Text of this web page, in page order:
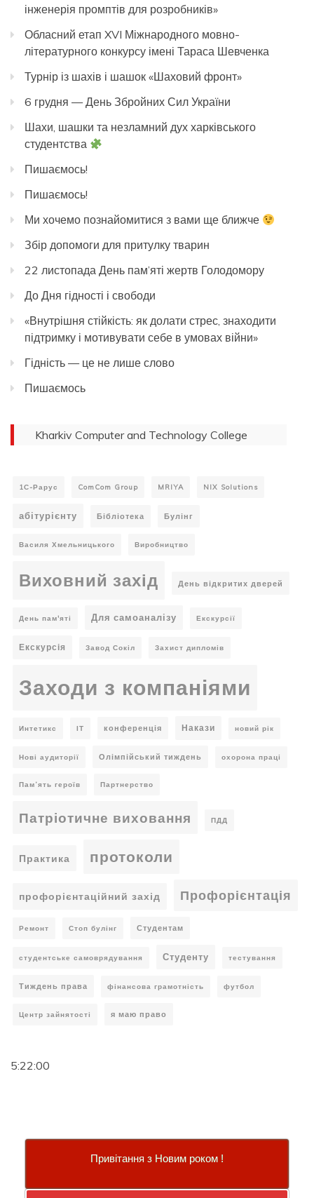
інженерія промптів для розробників»
Обласний етап XVI Міжнародного мовно-
літературного конкурсу імені Тараса Шевченка
Турнір із шахів і шашок «Шаховий фронт»
6 грудня — День Збройних Сил України
Шахи, шашки та незламний дух харківського
студентства
Пишаємось!
Пишаємось!
Ми хочемо познайомитися з вами ще ближче
Збір допомоги для притулку тварин
22 листопада День пам’яті жертв Голодомору
До Дня гідності і свободи
«Внутрішня стійкість: як долати стрес, знаходити
підтримку і мотивувати себе в умовах війни»
Гідність — це не лише слово
Пишаємось
Kharkiv Computer and Technology College
1С-Рарус ComCom Group MRIYA NIX Solutions
абітурієнту Бібліотека Булінг
Василя Хмельницького Виробництво
Виховний захід День відкритих дверей
День пам'яті Для самоаналізу Екскурсії
Екскурсія Завод Сокіл Захист дипломів
Заходи з компаніями
Интетикс ІТ конференція Накази новий рік
Нові аудиторії Олімпійський тиждень охорона праці
Пам’ять героїв Партнерство
Патріотичне виховання ПДД
Практика протоколи
профорієнтаційний захід Профорієнтація
Ремонт Стоп булінг Студентам
студентське самоврядування Студенту тестування
Тиждень права фінансова грамотність футбол
Центр зайнятості я маю право
5:22:01
Привітання з Новим роком !